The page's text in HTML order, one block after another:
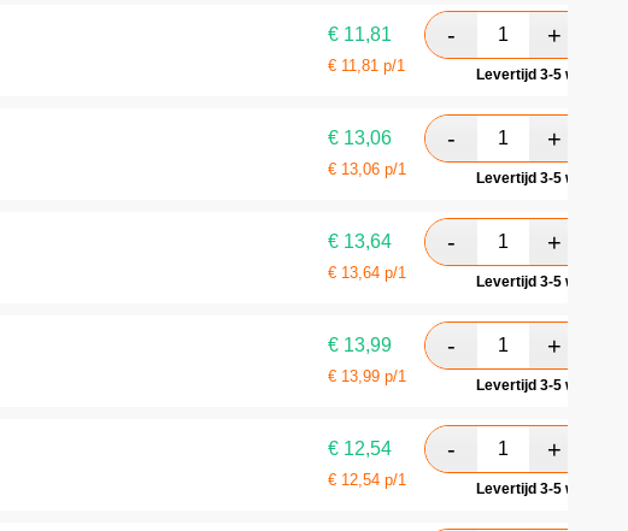
€ 11,81
€ 11,81 p/1 Levertijd 3-5
€ 13,06
€ 13,06 p/1 Levertijd 3-5
€ 13,64
€ 13,64 p/1 Levertijd 3-5
€ 13,99
€ 13,99 p/1 Levertijd 3-5
€ 12,54
€ 12,54 p/1 Levertijd 3-5